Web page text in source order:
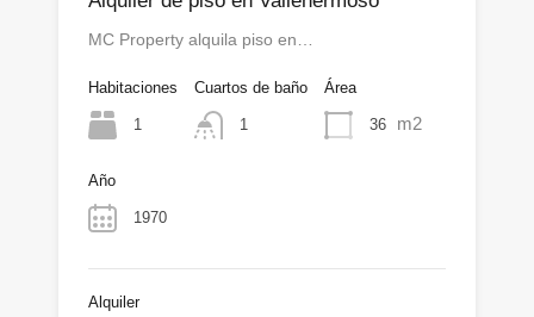
MC Property alquila piso en…
Habitaciones
1
Cuartos de baño
1
Área
36 m2
Año
1970
Alquiler